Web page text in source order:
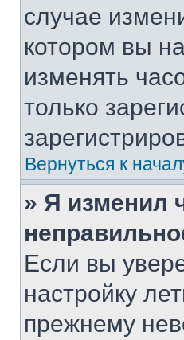
случае
котором вы
изменять
только
Вернуться к
» Я изменил
Если вы
настройку
прежнему